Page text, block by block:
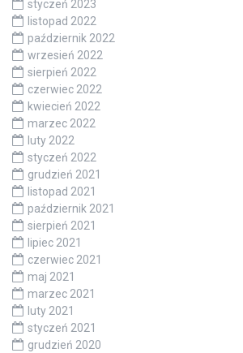
styczeń 2023
listopad 2022
październik 2022
wrzesień 2022
sierpień 2022
czerwiec 2022
kwiecień 2022
marzec 2022
luty 2022
styczeń 2022
grudzień 2021
listopad 2021
październik 2021
sierpień 2021
lipiec 2021
czerwiec 2021
maj 2021
marzec 2021
luty 2021
styczeń 2021
grudzień 2020